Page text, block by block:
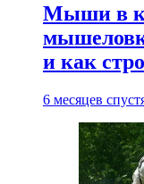
Мыши в
и как
6 месяцев